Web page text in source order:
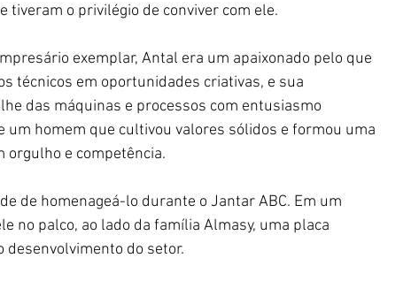
tiveram o privilégio de conviver com ele.
exemplar, Antal era um apaixonado pelo que
técnicos em oportunidades criativas, e sua
das máquinas e processos com entusiasmo
um homem que cultivou valores sólidos e formou uma
orgulho e competência.
de homenageá-lo durante o Jantar ABC. Em um
no palco, ao lado da família Almasy, uma placa
desenvolvimento do setor.